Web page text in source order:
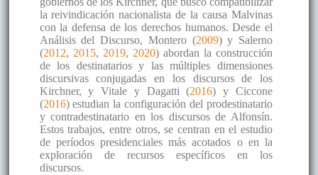
la reivindicación nacionalista de la causa Malvinas
con la defensa de los derechos humanos. Desde el
Análisis del Discurso, Montero (2009) y Salerno
(2012, 2015, 2019, 2020) abordan la construcción
de los destinatarios y las múltiples dimensiones
discursivas conjugadas en los discursos de los
Kirchner, y Vitale y Dagatti (2016) y Ciccone
(2016) estudian la configuración del prodestinatario
y contradestinatario en los discursos de Alfonsín.
Estos trabajos, entre otros, se centran en el estudio
de períodos presidenciales más acotados o en la
exploración de recursos específicos en los
discursos.